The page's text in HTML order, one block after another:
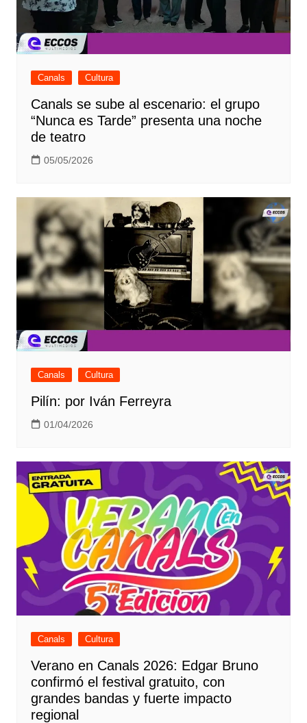
Canals Cultura
Canals se sube al escenario: el grupo
“Nunca es Tarde” presenta una noche
de teatro
05/05/2026
Canals Cultura
Pilín: por Iván Ferreyra
01/04/2026
Canals Cultura
Verano en Canals 2026: Edgar Bruno
confirmó el festival gratuito, con
grandes bandas y fuerte impacto
regional